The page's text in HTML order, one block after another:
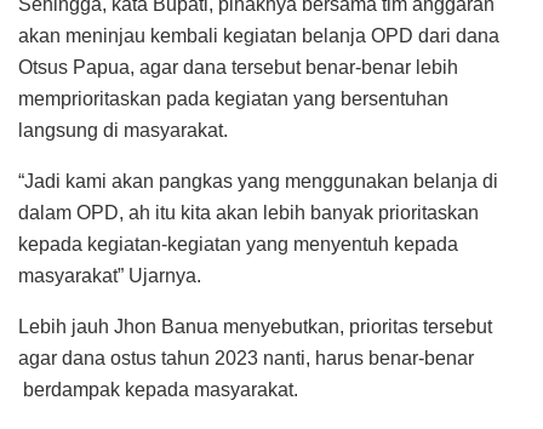
Sehingga, kata Bupati, pihaknya bersama tim anggaran
akan meninjau kembali kegiatan belanja OPD dari dana
Otsus Papua, agar dana tersebut benar-benar lebih
memprioritaskan pada kegiatan yang bersentuhan
langsung di masyarakat.
“Jadi kami akan pangkas yang menggunakan belanja di
dalam OPD, ah itu kita akan lebih banyak prioritaskan
kepada kegiatan-kegiatan yang menyentuh kepada
masyarakat” Ujarnya.
Lebih jauh Jhon Banua menyebutkan, prioritas tersebut
agar dana ostus tahun 2023 nanti, harus benar-benar
berdampak kepada masyarakat.